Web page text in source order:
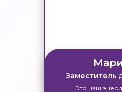
Это наш
Заместитель